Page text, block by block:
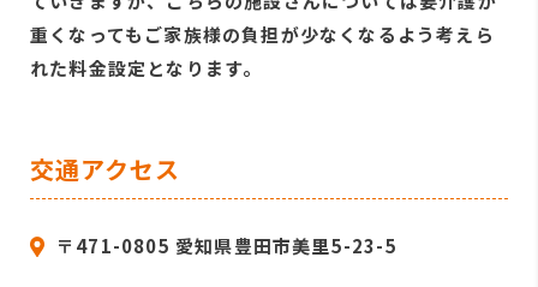
重くなってもご家族様の負担が少なくなるよう考えら
れた料金設定となります。
交通アクセス
〒471-0805 愛知県豊田市美里5-23-5